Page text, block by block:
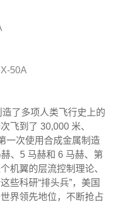
50A
了多项人类飞行史上的
飞到了 30,000 米、
一次使用合成金属制造
、5 马赫和 6 马赫、第
机翼的层流控制理论、
科研“排头兵”，美国
界领先地位，不断抢占